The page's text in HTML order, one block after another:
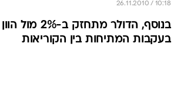
26.11.2010 / 10:18
בנוסף, הדולר
בעקבות המתיחות בין הקוריאות